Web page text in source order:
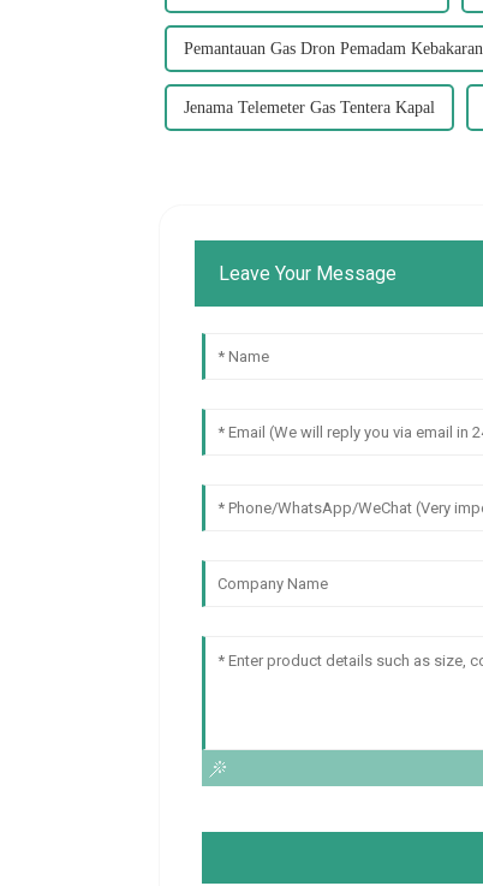
Pemantauan Gas Dron Pemadam Kebakaran
Jenama Telemeter Gas Tentera Kapal
Leave Your Message